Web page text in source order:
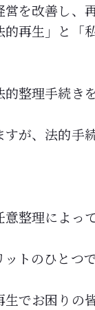
を改善し、
再生」と「
整理手続き
が、法的手
整理によ
トのひとつ
でお困りの